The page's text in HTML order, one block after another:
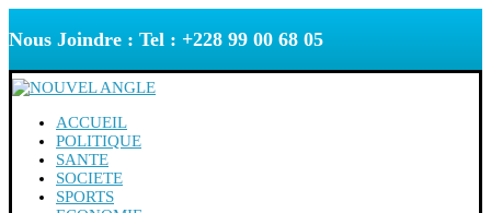
Nous Joindre : Tel : +228 99 00 68 05
ACCUEIL
POLITIQUE
SANTE
SOCIETE
SPORTS